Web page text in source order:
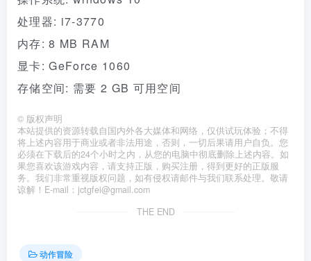
处理器: i7-3770
内存: 8 MB RAM
显卡: GeForce 1060
存储空间: 需要 2 GB 可用空间
© 版权声明
本站提供的资源转载自国内外各大媒体和网络，仅供试玩体验；不得
将上述内容用于商业或者非法用途，否则，一切后果请用户自负。您
必须在下载后的24个小时之内，从您的电脑中彻底删除上述内容。如
果您喜欢该游戏内容，请支持正版，购买注册，得到更好的正版服
务。我们非常重视版权问题，如有侵权请邮件与我们联系处理。敬请
谅解！E-mail：jctgfei@gmail.com
THE END
动作冒险